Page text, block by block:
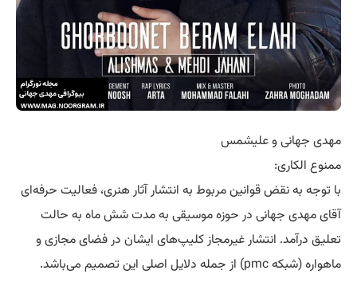
مهدی جهانی و علیشمس
ممنوع الکاری:
با توجه به نقض قوانین مربوط به انتشار آثار هنری، فعالیت حرفه‌ای
آقای مهدی جهانی در حوزه موسیقی به مدت شش ماه به حالت
تعلیق درآمد. انتشار غیرمجاز کلیپ‌های ایشان در فضای مجازی و
ماهواره (شبکه pmc) از جمله دلایل اصلی این تصمیم می‌باشد.